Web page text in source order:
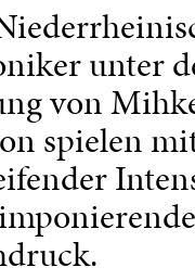
unter
von
spielen